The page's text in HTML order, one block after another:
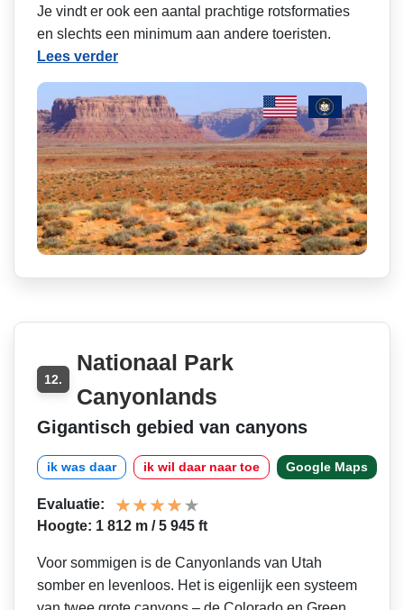
Je vindt er ook een aantal prachtige rotsformaties
en slechts een minimum aan andere toeristen.
Lees verder
12.
Nationaal Park
Canyonlands
Gigantisch gebied van canyons
ik was daar ik wil daar naar toe Google Maps
Evaluatie:
Hoogte: 1 812 m / 5 945 ft
Voor sommigen is de Canyonlands van Utah
somber en levenloos. Het is eigenlijk een systeem